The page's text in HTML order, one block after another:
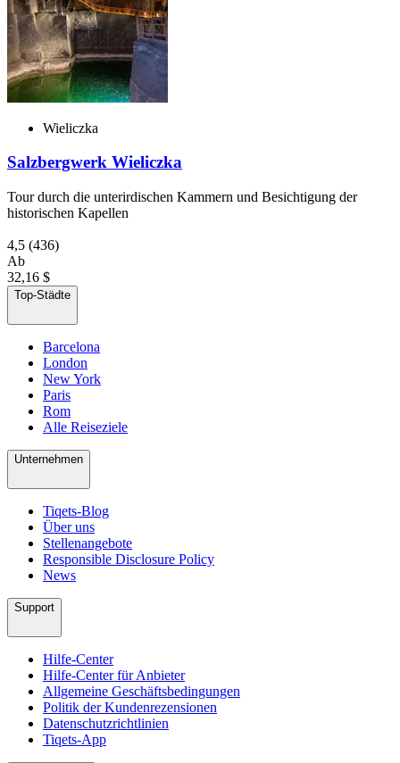
Wieliczka
Salzbergwerk Wieliczka
Tour durch die unterirdischen Kammern und Besichtigung der
historischen Kapellen
4,5 (436)
Ab
32,16 $
Top-Städte
Barcelona
London
New York
Paris
Rom
Alle Reiseziele
Unternehmen
Tiqets-Blog
Über uns
Stellenangebote
Responsible Disclosure Policy
News
Support
Hilfe-Center
Hilfe-Center für Anbieter
Allgemeine Geschäftsbedingungen
Politik der Kundenrezensionen
Datenschutzrichtlinien
Tiqets-App